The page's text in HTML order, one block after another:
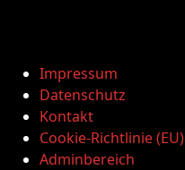
Impressum
Datenschutz
Kontakt
Cookie-Richtlinie (EU)
Adminbereich